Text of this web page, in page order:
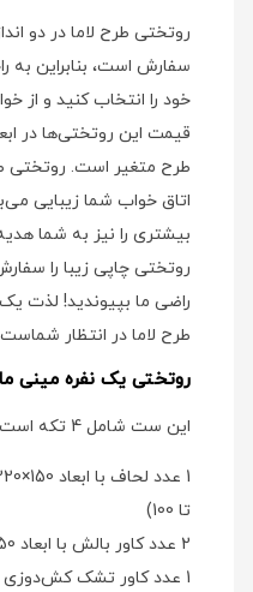
روتختی طرح لاما در دو
سفارش است، بنابراین به
خود را انتخاب کنید و از
قیمت این روتختی‌ها در
طرح متغیر است. روتختی
اتاق خواب شما زیبایی
بیشتری را نیز به شما
روتختی چاپی زیبا را
راضی ما بپیوندید! لذت
طرح لاما در انتظار
روتختی یک نفره مینی
این ست شامل 4 تکه است:
تا 100)
2 عدد کاور بالش با ابعاد 50×70
1 عدد کاور تشک کش‌دوزی شده با ابعاد 25x200x90